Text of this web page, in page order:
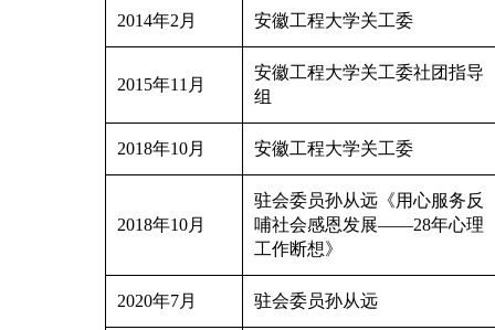
2014年2 月 安徽工程大学关工委
2015年11 月
安徽工程大学关工委社团指导
组
2018年10月 安徽工程大学关工委
2018年10月
驻会委员孙从远《用心服务反
哺社会感恩发展——28年心理
工作断想》
2020年7月 驻会委员孙从远